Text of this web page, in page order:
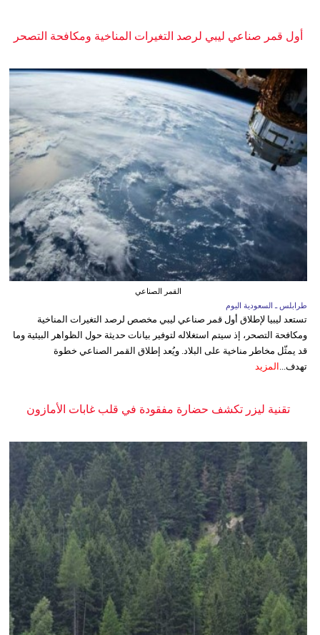
أول قمر صناعي ليبي لرصد التغيرات المناخية ومكافحة التصحر
القمر الصناعي
طرابلس ـ السعودية اليوم
تستعد ليبيا لإطلاق أول قمر صناعي ليبي مخصص لرصد التغيرات المناخية
ومكافحة التصحر، إذ سيتم استغلاله لتوفير بيانات حديثة حول الظواهر البيئية وما
قد يمثّل مخاطر مناخية على البلاد. ويُعد إطلاق القمر الصناعي خطوة
تهدف...
المزيد
تقنية ليزر تكشف حضارة مفقودة في قلب غابات الأمازون